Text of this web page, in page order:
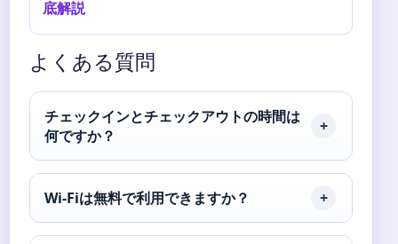
底解説
よくある質問
チェックインとチェックアウトの時間は
何ですか？
Wi-Fiは無料で利用できますか？